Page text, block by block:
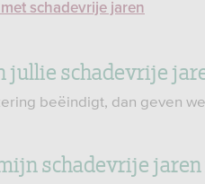
schadevrije jaren
jullie schadevrije
beëindigt, dan geven
schadevrije